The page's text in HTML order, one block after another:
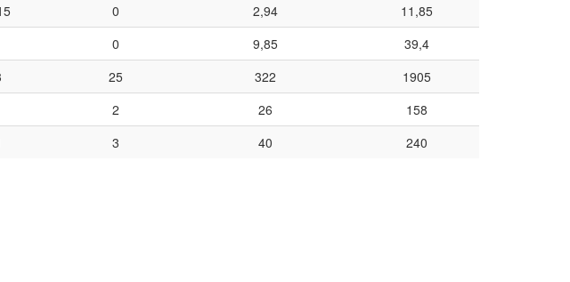
0 2,94
11,85
0 9,85
39,4
25 322
1905
2 26
158
3 40 240